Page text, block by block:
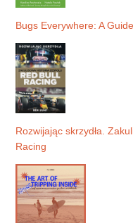
Bugs Everywhere: A
Rozwijając skrzydła.
Racing